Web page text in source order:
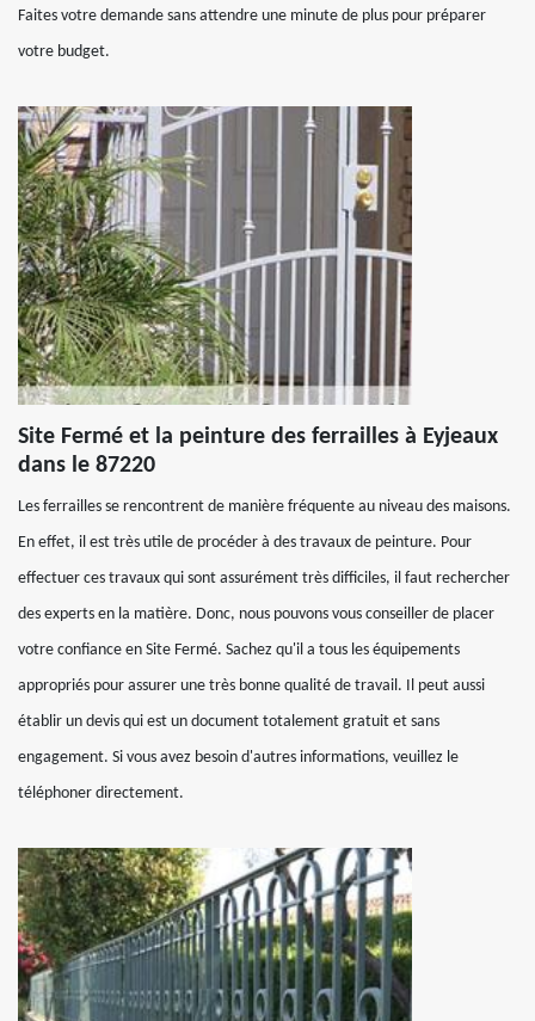
Faites votre demande sans attendre une minute de plus pour préparer
votre budget.
Site Fermé et la peinture des ferrailles à Eyjeaux
dans le 87220
Les ferrailles se rencontrent de manière fréquente au niveau des maisons.
En effet, il est très utile de procéder à des travaux de peinture. Pour
effectuer ces travaux qui sont assurément très difficiles, il faut rechercher
des experts en la matière. Donc, nous pouvons vous conseiller de placer
votre confiance en Site Fermé. Sachez qu'il a tous les équipements
appropriés pour assurer une très bonne qualité de travail. Il peut aussi
établir un devis qui est un document totalement gratuit et sans
engagement. Si vous avez besoin d'autres informations, veuillez le
téléphoner directement.